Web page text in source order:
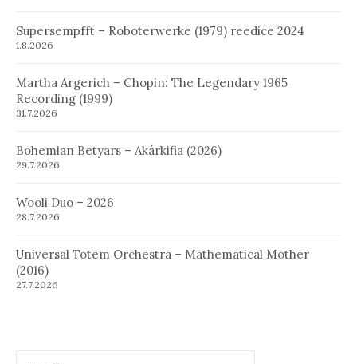
Supersempfft – Roboterwerke (1979) reedice 2024
1.8.2026
Martha Argerich – Chopin: The Legendary 1965
Recording (1999)
31.7.2026
Bohemian Betyars – Akárkifia (2026)
29.7.2026
Wooli Duo – 2026
28.7.2026
Universal Totem Orchestra – Mathematical Mother
(2016)
27.7.2026